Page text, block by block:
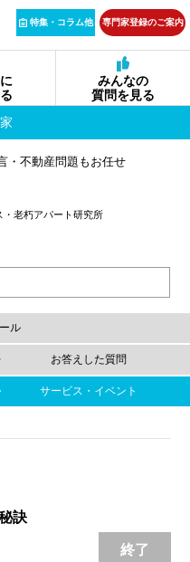
特集・コラム他 専門家登録のご案内
みんなの
質問を見る
・不動産問題もお任せ
老朽アパート研究所
ル
お答えした質問
サービス・イベント
訣
終了